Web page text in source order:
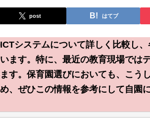
post はてブ
システムについて詳しく比較し
ます。特に、最近の教育現場では
す。保育園選びにおいても、こう
、ぜひこの情報を参考にして自園